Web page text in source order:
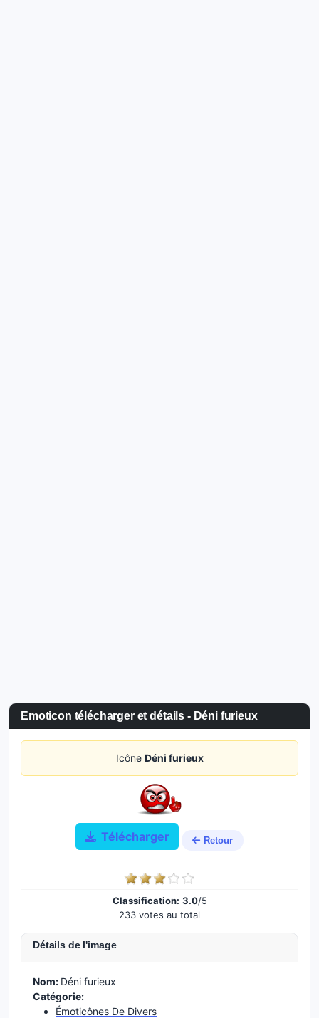
Emoticon télécharger et détails - Déni furieux
Icône Déni furieux
Télécharger Retour
Classification: 3.0/5
233 votes au total
Détails de l'image
Nom: Déni furieux
Catégorie:
Émoticônes De Divers